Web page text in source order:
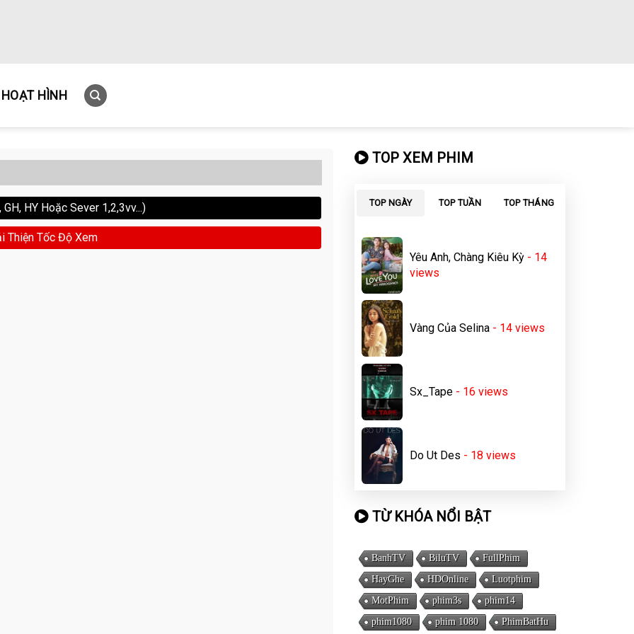
HOẠT HÌNH
HY Hoặc Sever 1,2,3vv...)
Thiện Tốc Độ Xem
TOP XEM PHIM
TOP NGÀY TOP TUẦN TOP THÁNG
Yêu Anh, Chàng Kiêu Kỳ - 14
views
Vàng Của Selina - 14 views
Sx_Tape - 16 views
Do Ut Des - 18 views
TỪ KHÓA NỔI BẬT
BanhTV BiluTV
FullPhim
HayGhe
HDOnline
Luotphim
MotPhim
phim3s
phim14
phim1080
phim 1080 PhimBatHu